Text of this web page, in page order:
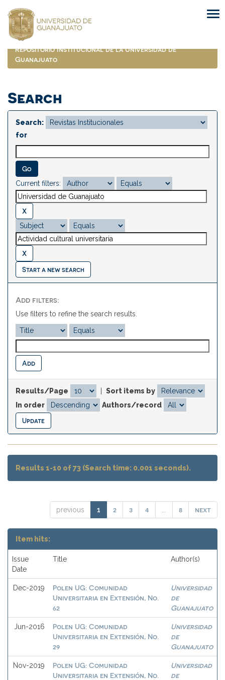
navigation
Repositorio Institucional de la Universidad de
Guanajuato
Search
Search:
for
Current filters:
Start a new search
Add filters:
Use filters to refine the search results.
Results/Page
Sort items by
In order
Authors/record
Results 1-10 of 73 (Search time: 0.001 seconds).
previous 1 2 3 4 8 next
Item hits:
Issue
Date
Title Author(s)
Dec-2019
Polen UG: Comunidad
Universitaria en Extensión, No.
62
Universidad
de
Guanajuato
Jun-2016
Polen UG: Comunidad
Universitaria en Extensión, No.
29
Universidad
de
Guanajuato
Nov-2019
Polen UG: Comunidad
Universitaria en Extensión, No.
Universidad
de